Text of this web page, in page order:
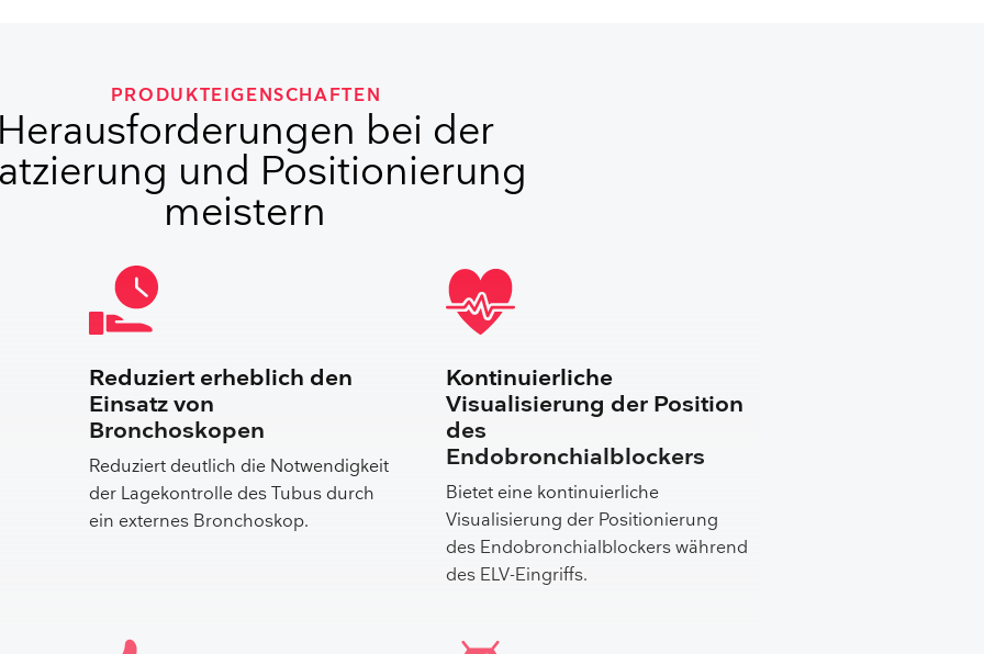
PRODUKTEIGENSCHAFTEN
bei der
und Positionierung
meistern
Reduziert erheblich den
Einsatz von
Bronchoskopen
Reduziert deutlich die Notwendigkeit
der Lagekontrolle des Tubus durch
ein externes Bronchoskop.
Kontinuierliche
Visualisierung der Position
des
Endobronchialblockers
Bietet eine kontinuierliche
Visualisierung der Positionierung
des Endobronchialblockers während
des ELV-Eingriffs.